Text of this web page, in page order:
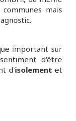
mais
important sur
d'être
d'isolement et